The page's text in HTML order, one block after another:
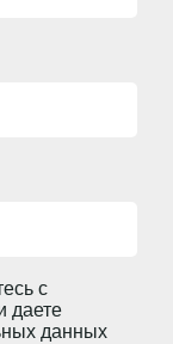
с
даете
данных